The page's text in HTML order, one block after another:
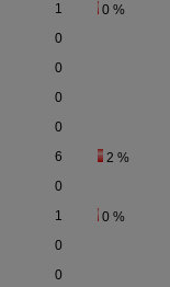
1 0 %
0
0
0
0
6 2 %
0
1 0 %
0
0